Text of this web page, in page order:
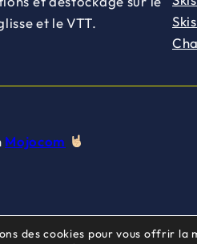
et le VTT.
Mojocom
des cookies pour vous offrir la